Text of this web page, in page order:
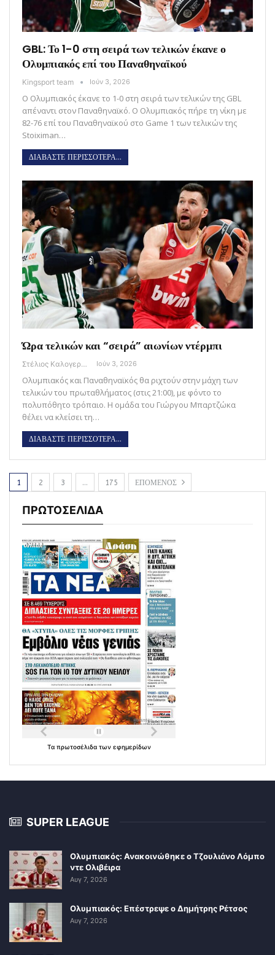
GBL: Το 1-0 στη σειρά των τελικών έκανε ο
Ολυμπιακός επί του Παναθηναϊκού
Kingsport team Ιούν 3, 2026
Ο Ολυμπιακός έκανε το 1-0 στη σειρά των τελικών της GBL
απέναντι στον Παναθηναϊκό. Ο Ολυμπιακός πήρε τη νίκη με
82-76 επί του Παναθηναϊκού στο Game 1 των τελικών της
Stoiximan…
ΔΙΑΒΑΣΤΕ ΠΕΡΙΣΣΟΤΕΡΑ...
Ώρα τελικών και “σειρά” αιωνίων ντέρμπι
Στέλιος Καλογεράς Ιούν 3, 2026
Ολυμπιακός και Παναθηναϊκός θα ριχτούν στην μάχη των
τελικών του πρωταθλήματος (στις 21:00), με φόντο το
πολυπόθητο τρόπαιο. Η ομάδα του Γιώργου Μπαρτζώκα
θέλει να κλείσει τη…
ΔΙΑΒΑΣΤΕ ΠΕΡΙΣΣΟΤΕΡΑ...
1 2 3 … 175 ΕΠΟΜΕΝΟΣ
ΠΡΩΤΟΣΕΛΙΔΑ
Τα πρωτοσέλιδα των εφημερίδων
SUPER LEAGUE
Ολυμπιακός: Ανακοινώθηκε ο Τζουλιάνο Λόμπο
ντε Ολιβέιρα
Αυγ 7, 2026
Ολυμπιακός: Επέστρεψε ο Δημήτρης Ρέτσος
Αυγ 7, 2026